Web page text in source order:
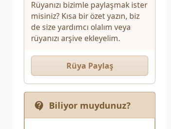
Rüyanızı bizimle paylaşmak ister
misiniz? Kısa bir özet yazın, biz
de size yardımcı olalım veya
rüyanızı arşive ekleyelim.
Rüya Paylaş
Biliyor muydunuz?